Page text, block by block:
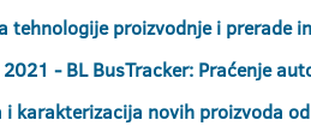
tehnologije proizvodnje i prerade
2021 - BL BusTracker: Praćenje
i karakterizacija novih proizvoda